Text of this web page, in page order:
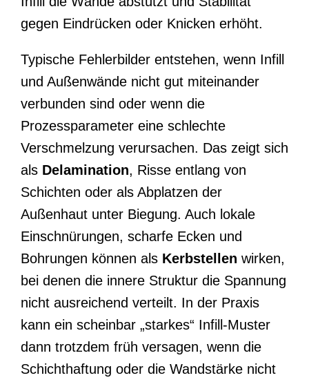
gegen Eindrücken oder Knicken erhöht.
Typische Fehlerbilder entstehen, wenn Infill
und Außenwände nicht gut miteinander
verbunden sind oder wenn die
Prozessparameter eine schlechte
Verschmelzung verursachen. Das zeigt sich
als Delamination, Risse entlang von
Schichten oder als Abplatzen der
Außenhaut unter Biegung. Auch lokale
Einschnürungen, scharfe Ecken und
Bohrungen können als Kerbstellen wirken,
bei denen die innere Struktur die Spannung
nicht ausreichend verteilt. In der Praxis
kann ein scheinbar „starkes“ Infill-Muster
dann trotzdem früh versagen, wenn die
Schichthaftung oder die Wandstärke nicht